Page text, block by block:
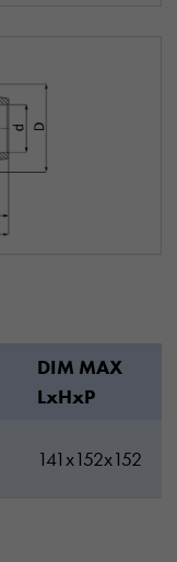
DIM MAX
LxHxP
141x152x152